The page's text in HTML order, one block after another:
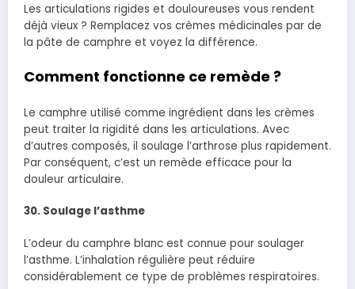
Les articulations rigides et douloureuses vous rendent
déjà vieux ? Remplacez vos crèmes médicinales par de
la pâte de camphre et voyez la différence.
Comment fonctionne ce remède ?
Le camphre utilisé comme ingrédient dans les crèmes
peut traiter la rigidité dans les articulations. Avec
d’autres composés, il soulage l’arthrose plus rapidement.
Par conséquent, c’est un remède efficace pour la
douleur articulaire.
30. Soulage l’asthme
L’odeur du camphre blanc est connue pour soulager
l’asthme. L’inhalation régulière peut réduire
considérablement ce type de problèmes respiratoires.